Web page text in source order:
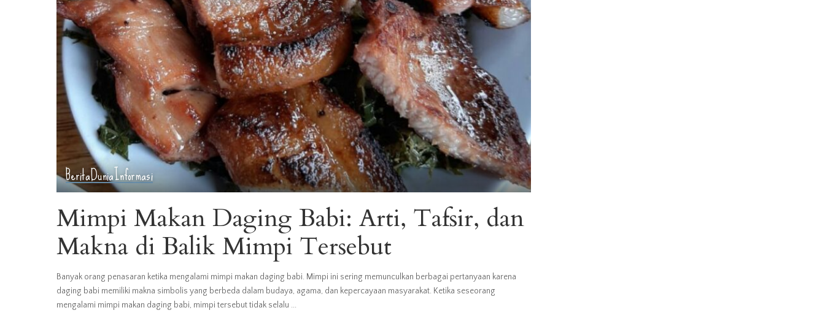
BeritaDuniaInformasi
Mimpi Makan Daging Babi: Arti, Tafsir, dan
Makna di Balik Mimpi Tersebut
Banyak orang penasaran ketika mengalami mimpi makan daging babi. Mimpi ini sering memunculkan berbagai pertanyaan karena
daging babi memiliki makna simbolis yang berbeda dalam budaya, agama, dan kepercayaan masyarakat. Ketika seseorang
mengalami mimpi makan daging babi, mimpi tersebut tidak selalu ...